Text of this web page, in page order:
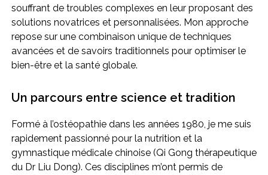
souffrant de troubles complexes en leur proposant des
solutions novatrices et personnalisées. Mon approche
repose sur une combinaison unique de techniques
avancées et de savoirs traditionnels pour optimiser le
bien-être et la santé globale.
Un parcours entre science et tradition
Formé à l’ostéopathie dans les années 1980, je me suis
rapidement passionné pour la nutrition et la
gymnastique médicale chinoise (Qi Gong thérapeutique
du Dr Liu Dong). Ces disciplines m’ont permis de